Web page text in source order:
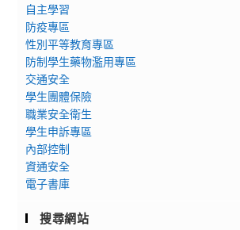
自主學習
防疫專區
性別平等教育專區
防制學生藥物濫用專區
交通安全
學生團體保險
職業安全衛生
學生申訴專區
內部控制
資通安全
電子書庫
搜尋網站